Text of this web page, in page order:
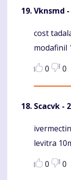
Vknsmd
cost
modafinil
0
0
Scacvk -
levitra
0
0